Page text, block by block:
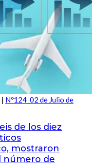
| Nº124_02 de Julio de
de los diez
mostraron
número de